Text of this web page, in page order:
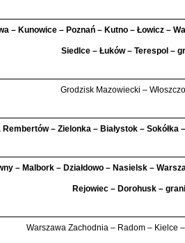
– Kunowice – Poznań – Kutno – Łowicz –
Siedlce – Łuków – Terespol –
Grodzisk Mazowiecki –
Rembertów – Zielonka – Białystok –
– Malbork – Działdowo – Nasielsk –
Rejowiec – Dorohusk –
Warszawa Zachodnia – Radom – Kielce